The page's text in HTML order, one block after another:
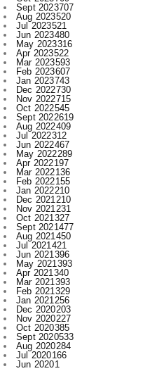
Sept 2023707
Aug 2023520
Jul 2023521
Jun 2023480
May 2023316
Apr 2023522
Mar 2023593
Feb 2023607
Jan 2023743
Dec 2022730
Nov 2022715
Oct 2022545
Sept 2022619
Aug 2022409
Jul 2022312
Jun 2022467
May 2022289
Apr 2022197
Mar 2022136
Feb 2022155
Jan 2022210
Dec 2021210
Nov 2021231
Oct 2021327
Sept 2021477
Aug 2021450
Jul 2021421
Jun 2021396
May 2021393
Apr 2021340
Mar 2021393
Feb 2021329
Jan 2021256
Dec 2020203
Nov 2020227
Oct 2020385
Sept 2020533
Aug 2020284
Jul 2020166
Jun 20201